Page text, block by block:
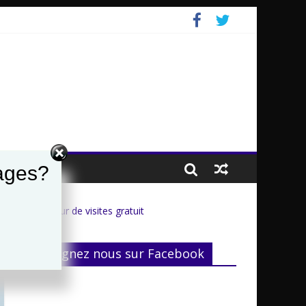
Compteur de visites gratuit
Rejoignez nous sur Facebook